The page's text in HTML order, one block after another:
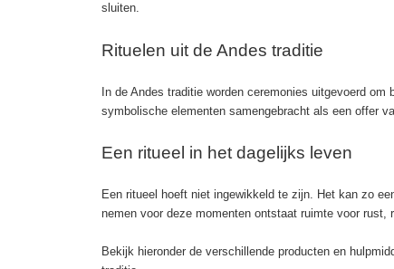
sluiten.
Rituelen uit de Andes traditie
In de Andes traditie worden ceremonies uitgevoerd
symbolische elementen samengebracht als een offer
Een ritueel in het dagelijks leven
Een ritueel hoeft niet ingewikkeld te zijn. Het kan zo
nemen voor deze momenten ontstaat ruimte voor rust,
Bekijk hieronder de verschillende producten en